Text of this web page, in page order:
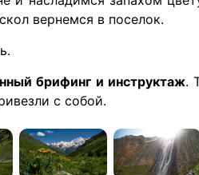
вернемся в поселок.
брифинг и инструктаж.
с собой.